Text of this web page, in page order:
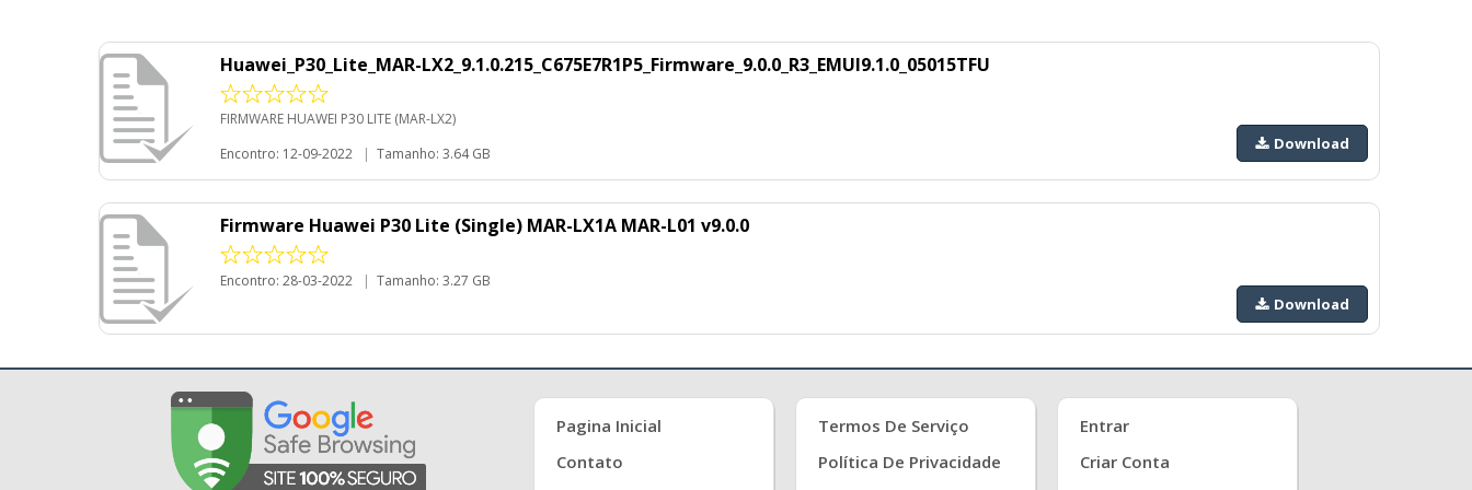
Huawei_P30_Lite_MAR-LX2_9.1.0.215_C675E7R1P5_Firmware_9.0.0_R3_EMUI9.1.0_05015TFU
FIRMWARE HUAWEI P30 LITE (MAR-LX2)
Encontro: 12-09-2022
| Tamanho: 3.64 GB
Download
Firmware Huawei P30 Lite (Single) MAR-LX1A MAR-L01 v9.0.0
Encontro: 28-03-2022 | Tamanho: 3.27 GB
Download
Pagina Inicial
Contato
Termos De Serviço
Política De Privacidade
Entrar
Criar Conta